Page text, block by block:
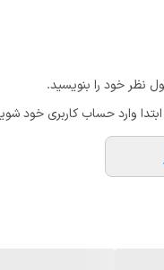
نظر خود را بنویسید.
وارد حساب کاربری خود